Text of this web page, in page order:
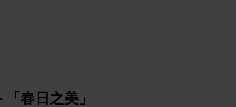
春日之美」